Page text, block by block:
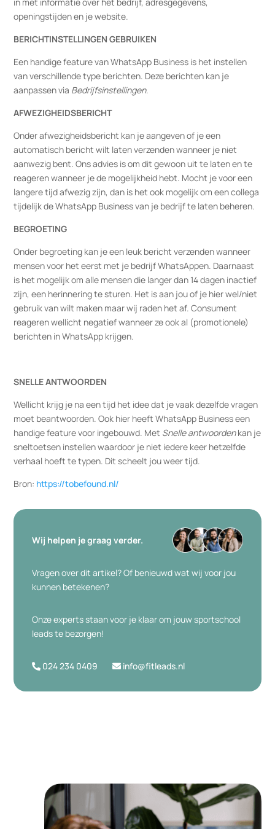
openingstijden en je website.
BERICHTINSTELLINGEN GEBRUIKEN
Een handige feature van WhatsApp Business is het instellen
van verschillende type berichten. Deze berichten kan je
aanpassen via Bedrijfsinstellingen.
AFWEZIGHEIDSBERICHT
Onder afwezigheidsbericht kan je aangeven of je een
automatisch bericht wilt laten verzenden wanneer je niet
aanwezig bent. Ons advies is om dit gewoon uit te laten en te
reageren wanneer je de mogelijkheid hebt. Mocht je voor een
langere tijd afwezig zijn, dan is het ook mogelijk om een collega
tijdelijk de WhatsApp Business van je bedrijf te laten beheren.
BEGROETING
Onder begroeting kan je een leuk bericht verzenden wanneer
mensen voor het eerst met je bedrijf WhatsAppen. Daarnaast
is het mogelijk om alle mensen die langer dan 14 dagen inactief
zijn, een herinnering te sturen. Het is aan jou of je hier wel/niet
gebruik van wilt maken maar wij raden het af. Consument
reageren wellicht negatief wanneer ze ook al (promotionele)
berichten in WhatsApp krijgen.
SNELLE ANTWOORDEN
Wellicht krijg je na een tijd het idee dat je vaak dezelfde vragen
moet beantwoorden. Ook hier heeft WhatsApp Business een
handige feature voor ingebouwd. Met Snelle antwoordenkan je
sneltoetsen instellen waardoor je niet iedere keer hetzelfde
verhaal hoeft te typen. Dit scheelt jou weer tijd.
Bron: https://tobefound.nl/
Wij helpen je graag verder.
Vragen over dit artikel? Of benieuwd wat wij voor jou
kunnen betekenen?
Onze experts staan voor je klaar om jouw sportschool
leads te bezorgen!
024 234 0409 info@fitleads.nl